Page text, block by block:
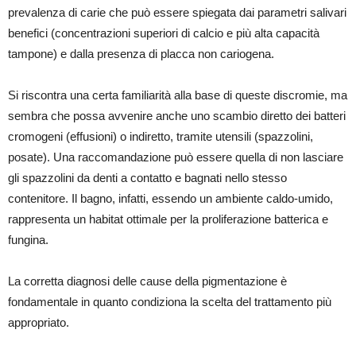
prevalenza di carie che può essere spiegata dai parametri salivari
benefici (concentrazioni superiori di calcio e più alta capacità
tampone) e dalla presenza di placca non cariogena.
Si riscontra una certa familiarità alla base di queste discromie, ma
sembra che possa avvenire anche uno scambio diretto dei batteri
cromogeni (effusioni) o indiretto, tramite utensili (spazzolini,
posate). Una raccomandazione può essere quella di non lasciare
gli spazzolini da denti a contatto e bagnati nello stesso
contenitore. Il bagno, infatti, essendo un ambiente caldo-umido,
rappresenta un habitat ottimale per la proliferazione batterica e
fungina.
La corretta diagnosi delle cause della pigmentazione è
fondamentale in quanto condiziona la scelta del trattamento più
appropriato.